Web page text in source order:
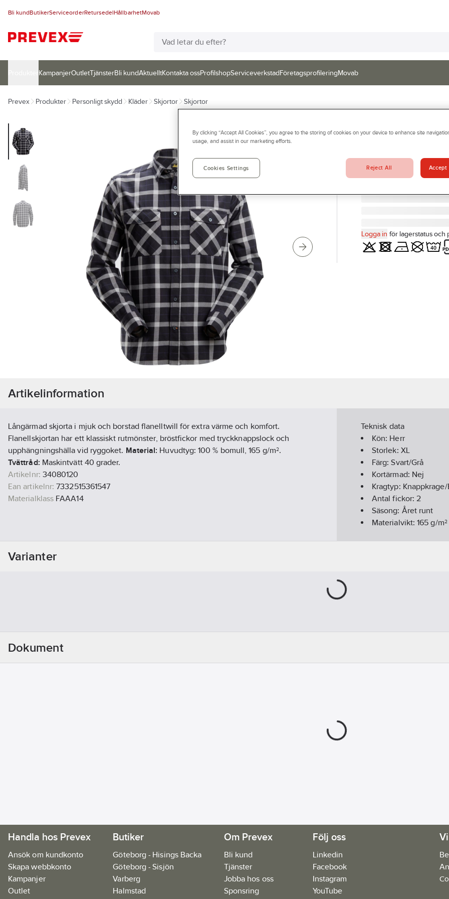
Bli kundButikerServiceorderRetursedelHållbarhetMovab
KampanjerOutletTjänsterBli kundAktuelltKontakta ossProfilshopServiceverkstadFöretagsprofileringMovab
Prevex Produkter Personligt skydd Kläder Skjortor Skjortor
Artikelnr: 34080120
Logga in för lagerstatus och
Artikelinformation
Långärmad skjorta i mjuk och borstad flanelltwill för extra värme och komfort.
Flanellskjortan har ett klassiskt rutmönster, bröstfickor med tryckknappslock och
upphängningshälla vid ryggoket. Material: Huvudtyg: 100 % bomull, 165 g/m².
Tvättråd: Maskintvätt 40 grader.
Artikelnr: 34080120
Ean artikelnr: 7332515361547
Materialklass FAAA14
Teknisk data
Kön: Herr
Storlek: XL
Färg:Svart/Grå
Kortärmad: Nej
Kragtyp:
Antal fickor:2
Säsong: Året runt
Materialvikt:165 g/m²
Varianter
Dokument
Handla hos Prevex
Ansök om kundkonto
Skapa webbkonto
Kampanjer
Outlet
Butiker
Göteborg - Hisings Backa
Göteborg - Sisjön
Varberg
Halmstad
Om Prevex
Bli kund
Tjänster
Jobba hos oss
Sponsring
Följ oss
Linkedin
Facebook
Instagram
YouTube
By clicking “Accept All Cookies”, you agree to the storing of cookies on your device to enhance site
usage, and assist in our marketing efforts.
Cookies Settings Reject All Accept